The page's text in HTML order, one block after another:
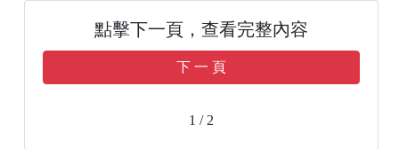
點擊下一頁，查看完整內容
下 一 頁
1 / 2